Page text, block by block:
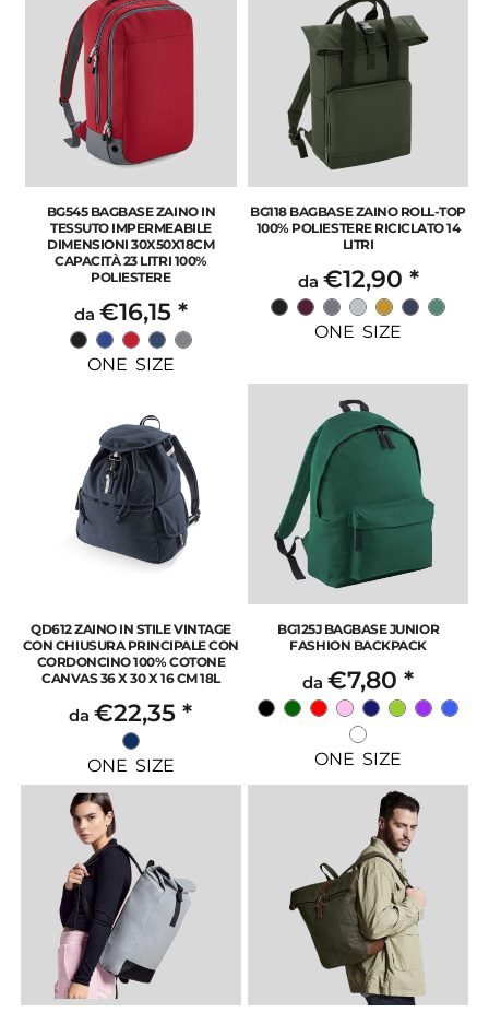
BG545 BAGBASE ZAINO IN
TESSUTO IMPERMEABILE
DIMENSIONI 30X50X18CM
CAPACITÀ 23 LITRI 100%
POLIESTERE
da €16,15 *
ONE SIZE
BG118 BAGBASE ZAINO ROLL-TOP
100% POLIESTERE RICICLATO 14
LITRI
da €12,90 *
ONE SIZE
QD612 ZAINO IN STILE VINTAGE
CON CHIUSURA PRINCIPALE CON
CORDONCINO 100% COTONE
CANVAS 36 X 30 X 16 CM 18L
da€22,35*
ONE SIZE
BG125J BAGBASE JUNIOR
FASHION BACKPACK
da€7,80*
ONE SIZE